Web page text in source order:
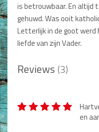
Koopjes
De Barbaar-boeken
Bestellen en
Sprekers
Bijbelstudie
is betrouwbaar. En altijd
gehuwd. Was ooit
Letterlijk in de goot werd
liefde van zijn Vader.
Reviews (3)
Sterren *
en